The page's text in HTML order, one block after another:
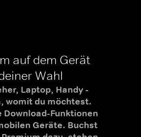
auf dem Gerät
Wahl
Laptop, Handy -
womit du möchtest.
Download-Funktionen
Geräte. Buchst